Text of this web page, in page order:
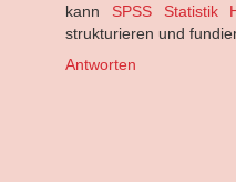
kann SPSS Statistik
strukturieren und
Antworten